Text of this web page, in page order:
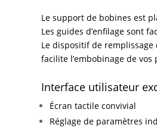
Le support de bobines est
Les guides d’enfilage sont
Le dispositif de
facilite l’embobinage de vos
Interface utilisateur
Écran tactile convivial
Réglage de paramètres